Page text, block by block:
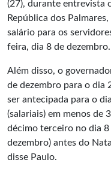
(27), durante entrevista
República dos
salário para os
feira, dia 8 de dezembro.
Além disso, o
de dezembro para o dia
ser antecipada para o
(salariais) em menos de
décimo terceiro no dia 8
dezembro) antes do
disse Paulo.